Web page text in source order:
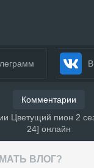
Комментарии
Цветущий пион 2
24] онлайн
ВЛОГ?